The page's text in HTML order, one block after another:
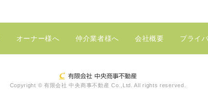
オーナー様へ 仲介業者様へ 会社概要 プライ
Copyright © 有限会社 中央商事不動産 Co.,Ltd. All rights reserved.